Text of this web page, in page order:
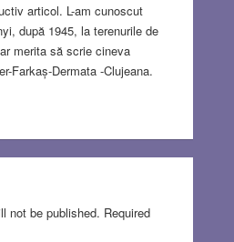
articol. L-am cunoscut
după 1945, la terenurile de
merita să scrie cineva
Farkaș-Dermata -Clujeana.
not be published. Required